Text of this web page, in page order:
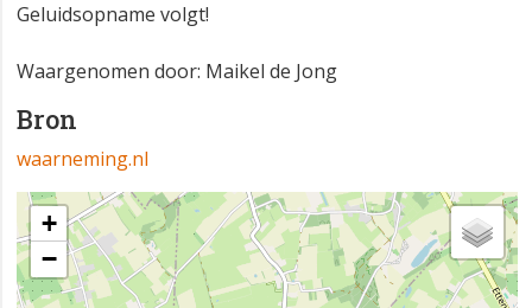
Geluidsopname volgt!
Waargenomen door: Maikel de Jong
Bron
waarneming.nl
+
−